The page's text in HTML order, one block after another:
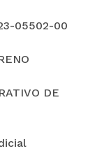
05502-00
DE